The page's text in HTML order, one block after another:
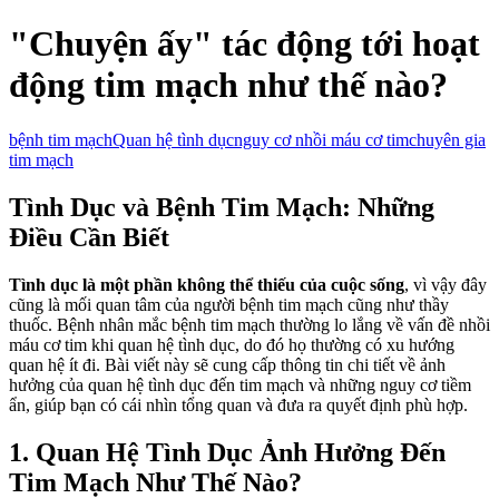
"Chuyện ấy" tác động tới hoạt
động tim mạch như thế nào?
bệnh tim mạchQuan hệ tình dụcnguy cơ nhồi máu cơ timchuyên gia
tim mạch
Tình Dục và Bệnh Tim Mạch: Những
Điều Cần Biết
Tình dục là một phần không thể thiếu của cuộc sống, vì vậy đây
cũng là mối quan tâm của người bệnh tim mạch cũng như thầy
thuốc. Bệnh nhân mắc bệnh tim mạch thường lo lắng về vấn đề nhồi
máu cơ tim khi quan hệ tình dục, do đó họ thường có xu hướng
quan hệ ít đi. Bài viết này sẽ cung cấp thông tin chi tiết về ảnh
hưởng của quan hệ tình dục đến tim mạch và những nguy cơ tiềm
ẩn, giúp bạn có cái nhìn tổng quan và đưa ra quyết định phù hợp.
1. Quan Hệ Tình Dục Ảnh Hưởng Đến
Tim Mạch Như Thế Nào?